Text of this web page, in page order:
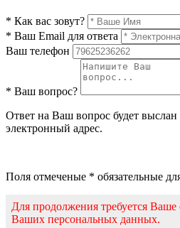
* Как вас зовут?
* Ваш Email для ответа
Ваш телефон
* Ваш вопрос?
Ответ на Ваш вопрос будет
электронный адрес.
Поля отмеченые * обязательные
Для продолжения требуется Ваше
Ваших персональных данных.